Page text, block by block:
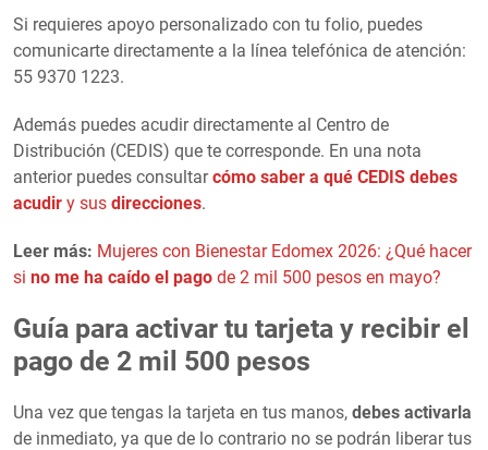
Si requieres apoyo personalizado con tu folio, puedes
comunicarte directamente a la línea telefónica de atención:
55 9370 1223.
Además puedes acudir directamente al Centro de
Distribución (CEDIS) que te corresponde. En una nota
anterior puedes consultarcómo saber a qué CEDIS debes
acudir y sus direcciones.
Leer más: Mujeres con Bienestar Edomex 2026: ¿Qué hacer
si no me ha caído el pago de 2 mil 500 pesos en mayo?
Guía para activar tu tarjeta y recibir el
pago de 2 mil 500 pesos
Una vez que tengas la tarjeta en tus manos, debes activarla
de inmediato, ya que de lo contrario no se podrán liberar tus